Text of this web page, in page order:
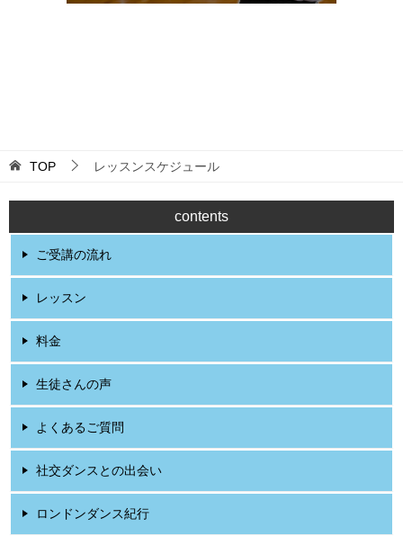
TOP レッスンスケジュール
contents
ご受講の流れ
レッスン
料金
生徒さんの声
よくあるご質問
社交ダンスとの出会い
ロンドンダンス紀行